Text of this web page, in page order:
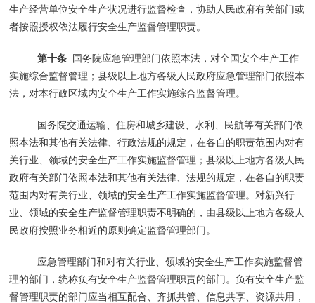
生产经营单位安全生产状况进行监督检查，协助人民政府有关部门或
者按照授权依法履行安全生产监督管理职责。
第十条
国务院应急管理部门依照本法，对全国安全生产工作
实施综合监督管理；县级以上地方各级人民政府应急管理部门依照本
法，对本行政区域内安全生产工作实施综合监督管理。
国务院交通运输、住房和城乡建设、水利、民航等有关部门依
照本法和其他有关法律、行政法规的规定，在各自的职责范围内对有
关行业、领域的安全生产工作实施监督管理；县级以上地方各级人民
政府有关部门依照本法和其他有关法律、法规的规定，在各自的职责
范围内对有关行业、领域的安全生产工作实施监督管理。对新兴行
业、领域的安全生产监督管理职责不明确的，由县级以上地方各级人
民政府按照业务相近的原则确定监督管理部门。
应急管理部门和对有关行业、领域的安全生产工作实施监督管
理的部门，统称负有安全生产监督管理职责的部门。负有安全生产监
督管理职责的部门应当相互配合、齐抓共管、信息共享、资源共用，